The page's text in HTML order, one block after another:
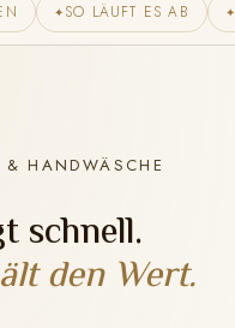
✦ SO LÄUFT ES AB ✦
HANDWÄSCHE
schnell.
den Wert.